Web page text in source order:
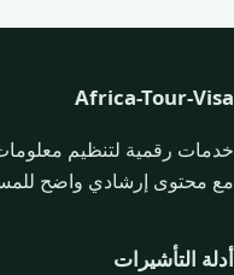
Africa-Tour-Visa
خدمات رقمية لتنظيم
مع محتوى إرشادي واضح
أدلة التأشيرات